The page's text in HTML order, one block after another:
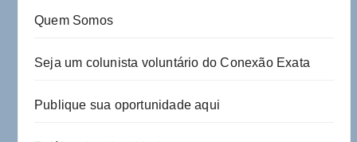
Quem Somos
Seja um colunista voluntário do Conexão Exata
Publique sua oportunidade aqui